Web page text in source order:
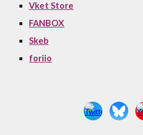
Vket Store
FANBOX
Skeb
foriio